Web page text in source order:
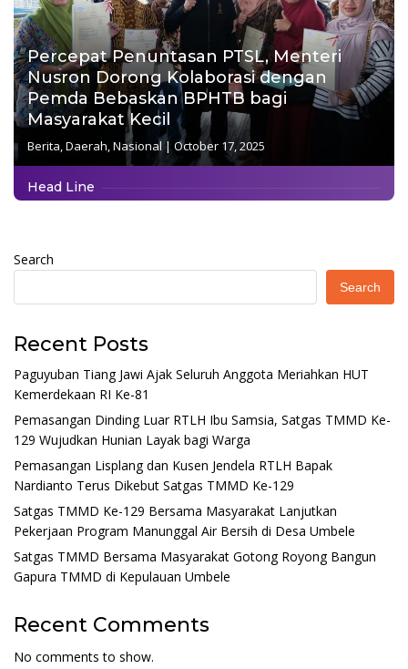
Percepat Penuntasan PTSL, Menteri
Nusron Dorong Kolaborasi dengan
Pemda Bebaskan BPHTB bagi
Masyarakat Kecil
Berita,Daerah,Nasional | October 17, 2025
Head Line
Search
Search
Recent Posts
Paguyuban Tiang Jawi Ajak Seluruh Anggota Meriahkan HUT
Kemerdekaan RI Ke-81
Pemasangan Dinding Luar RTLH Ibu Samsia, Satgas TMMD Ke-
129 Wujudkan Hunian Layak bagi Warga
Pemasangan Lisplang dan Kusen Jendela RTLH Bapak
Nardianto Terus Dikebut Satgas TMMD Ke-129
Satgas TMMD Ke-129 Bersama Masyarakat Lanjutkan
Pekerjaan Program Manunggal Air Bersih di Desa Umbele
Satgas TMMD Bersama Masyarakat Gotong Royong Bangun
Gapura TMMD di Kepulauan Umbele
Recent Comments
No comments to show.